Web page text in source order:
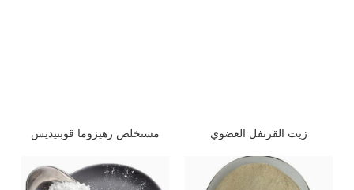
زيت القرنفل العضوي مستخلص رهيزوما قوبتيديس